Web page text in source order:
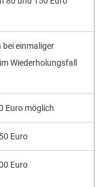
bei einmaliger
Wiederholungsfall
Euro möglich
Euro
Euro